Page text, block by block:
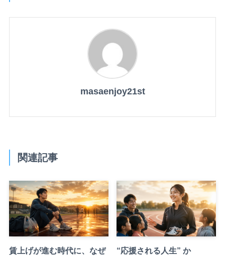
masaenjoy21st
関連記事
賃上げが進む時代に、なぜ
“応援される人生” か